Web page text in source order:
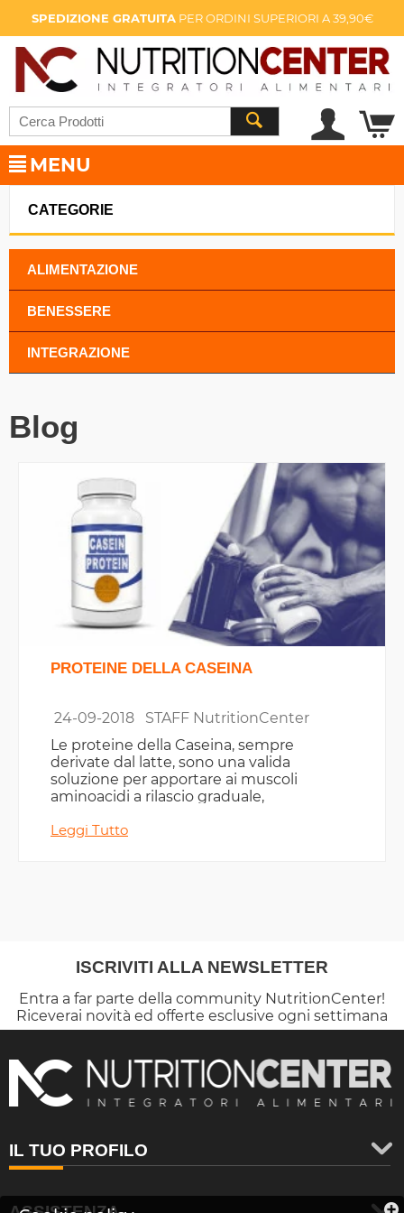
SPEDIZIONE GRATUITAPER ORDINI SUPERIORI A 39,90€
MENU
CATEGORIE
ALIMENTAZIONE
BENESSERE
INTEGRAZIONE
Blog
PROTEINE DELLA CASEINA
24-09-2018
STAFF NutritionCenter
Le proteine della Caseina, sempre
derivate dal latte, sono una valida
soluzione per apportare ai muscoli
aminoacidi a rilascio graduale,
Leggi Tutto
ISCRIVITI ALLA NEWSLETTER
Entra a far parte della community NutritionCenter!
Riceverai novità ed offerte esclusive ogni settimana
IL TUO PROFILO